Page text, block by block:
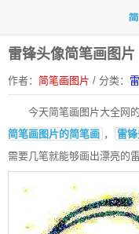
雷锋头像简笔画图片
作者： 简笔画图片 / 分类：
今天简笔画图片大全网
简笔画图片的简笔画 ， 雷
需要几笔就能够画出漂亮的